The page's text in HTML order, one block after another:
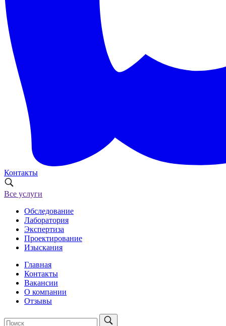
Контакты
Все услуги
Обследование
Лаборатория
Экспертиза
Проектирование
Изыскания
Главная
Контакты
Вакансии
О компании
Отзывы